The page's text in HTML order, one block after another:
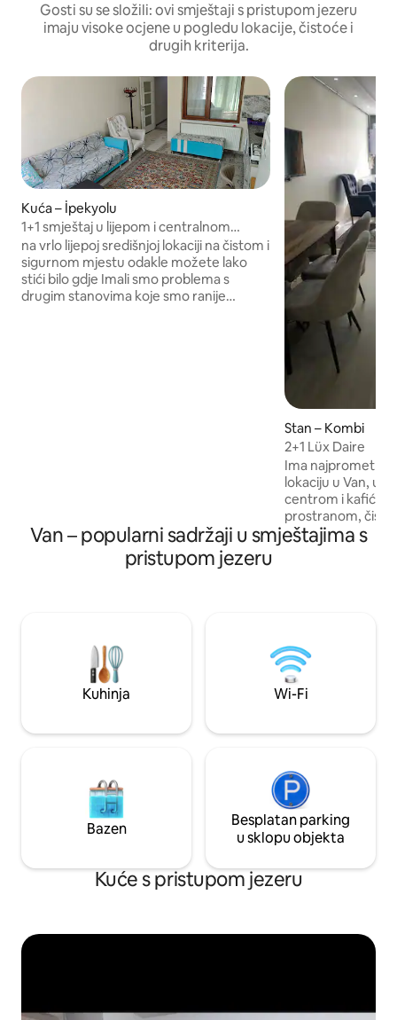
Gosti su se složili: ovi smještaji s pristupom jezeru
imaju visoke ocjene u pogledu lokacije, čistoće i
drugih kriterija.
Kuća – İpekyolu
1+1 smještaj u lijepom i centralnom
položaju, blizu svega
na vrlo lijepoj središnjoj lokaciji na čistom i
sigurnom mjestu odakle možete lako
stići bilo gdje Imali smo problema s
drugim stanovima koje smo ranije
Stan – Kombi
2+1 Lüx Daire
Ima
lokaciju u Van, u
centrom i
prostranom,
prostoru. Na
stan postoji
Van – popularni sadržaji u smještajima s
pristupom jezeru
Kuhinja Wi-Fi
Bazen
Besplatan parking
u sklopu objekta
Kuće s pristupom jezeru